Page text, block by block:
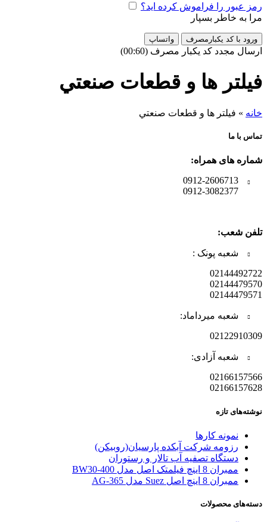
رمز عبور را فراموش کرده اید؟
مرا به خاطر بسپار
ورود با کد یکبارمصرف واتساپ
ارسال مجدد کد یکبار مصرف (00:
60
)
فيلتر ها و قطعات صنعتي
خانه » فيلتر ها و قطعات صنعتي
تماس با ما
شماره های همراه:
0912-2606713
0912-3082377
تلفن شعب:
شعبه پونک :
02144492722
02144479570
02144479571
شعبه میرداماد:
02122910309
شعبه آزادی:
02166157566
02166157628
نوشته‌های تازه
نمونه کارها
رزومه شرکت آبکده پارسیان(روبیکن)
دستگاه تصفیه آب تالار و رستوران
ممبران 8 اینچ فیلمتک اصل مدل BW30-400
ممبران 8 اینچ اصل Suez مدل AG-365
دسته‌های محصولات